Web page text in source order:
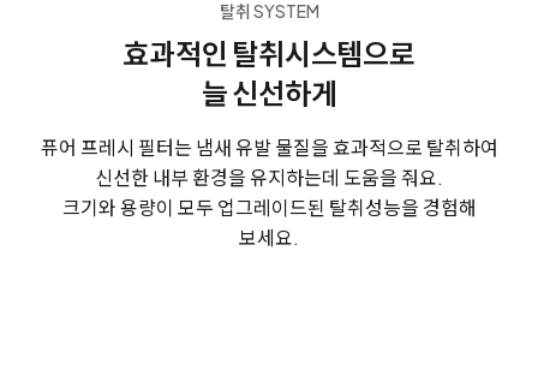
탈취 SYSTEM
효과적인 탈취시스템으로
늘 신선하게
퓨어 프레시 필터는 냄새 유발 물질을 효과적으로 탈취하여
신선한 내부 환경을 유지하는데 도움을 줘요.
크기와 용량이 모두 업그레이드된 탈취성능을 경험해
보세요.